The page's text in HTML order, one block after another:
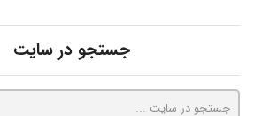
جستجو در سایت